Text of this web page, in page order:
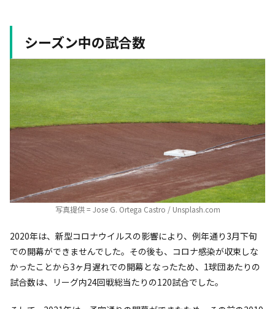
シーズン中の試合数
写真提供 = Jose G. Ortega Castro / Unsplash.com
2020年は、新型コロナウイルスの影響により、例年通り3月下旬
での開幕ができませんでした。その後も、コロナ感染が収束しな
かったことから3ヶ月遅れでの開幕となったため、1球団あたりの
試合数は、リーグ内24回戦総当たりの120試合でした。